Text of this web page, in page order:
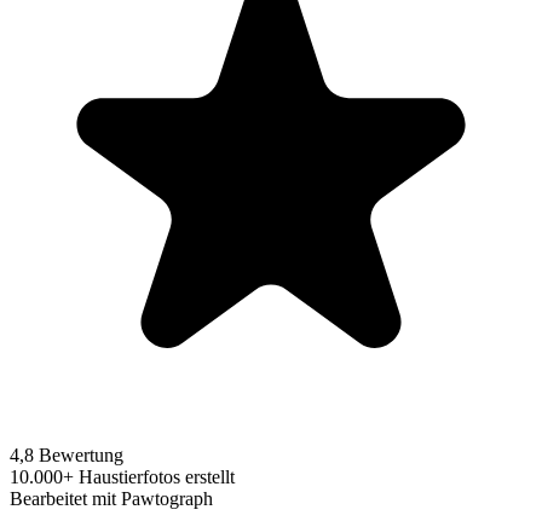
4,8 Bewertung
10.000+ Haustierfotos erstellt
Bearbeitet mit Pawtograph